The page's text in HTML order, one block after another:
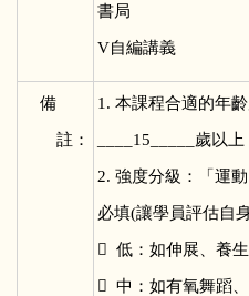
書局
V自編講義
備
註：
1. 本課程合適的
____15_____歲以上
2. 強度分級：「運
必填(讓學員評估自
 低：如伸展、養
 中：如有氧舞蹈